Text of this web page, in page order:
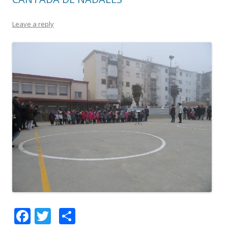
Leave a reply
F T